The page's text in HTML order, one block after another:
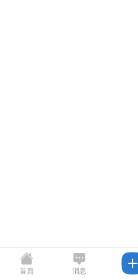
首頁 消息